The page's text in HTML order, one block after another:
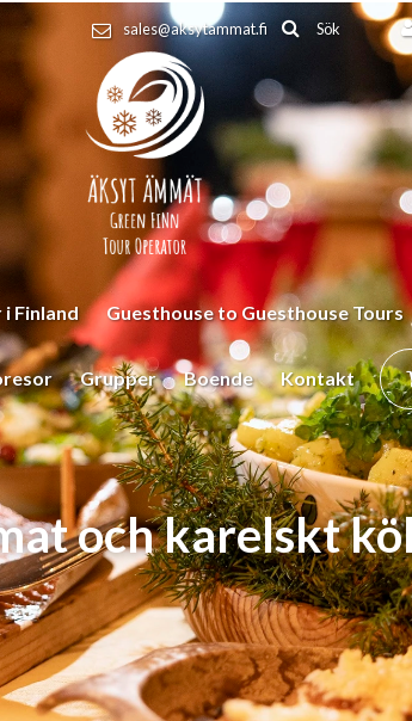
sales@aksytammat.fi Sök
Finland Guesthouse to Guesthouse Tours
Grupper Boende Kontakt
och karelskt